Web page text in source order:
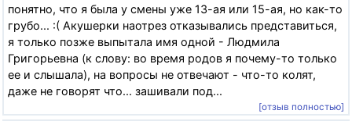
понятно, что я была у смены уже 13-ая или 15-ая, но как-то
грубо... :( Акушерки наотрез отказывались представиться,
я только позже выпытала имя одной - Людмила
Григорьевна (к слову: во время родов я почему-то только
ее и слышала), на вопросы не отвечают - что-то колят,
даже не говорят что... зашивали под...
[отзыв полностью]